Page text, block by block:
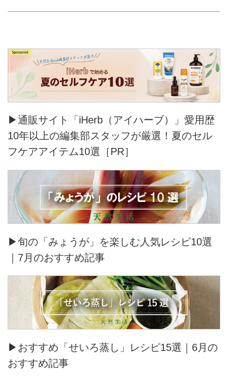
▶通販サイト「iHerb（アイハーブ）」愛用歴
10年以上の編集部スタッフが厳選！夏のセル
フケアアイテム10選［PR］
▶旬の「みょうが」を楽しむ人気レシピ10選
｜7月のおすすめ記事
▶おすすめ「せいろ蒸し」レシピ15選｜6月の
おすすめ記事